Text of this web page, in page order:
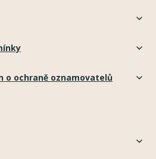
o ochraně oznamovatelů